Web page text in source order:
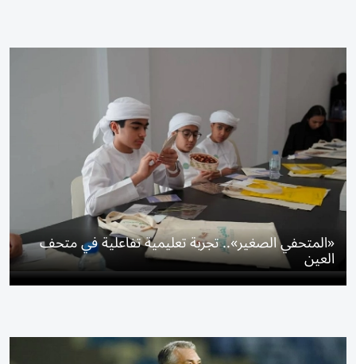
«المتحفي الصغير».. تجربة تعليمية تفاعلية في متحف
العين